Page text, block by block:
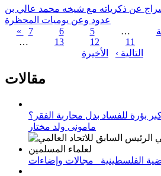
عن ذكرياته مع شيخه محمد عالي بن
عدود وعن يوميات المحظرة
الصفحات
…
5
6
7
11
12
13
…
التالية ›
مقالات
بؤرة للفساد بدل محاربة الفقر؟
مامونى ولد مختار
الفلسطينية_ مجالات وإضاءات